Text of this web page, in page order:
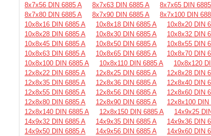
8х7х56 DIN 6885 A
8х7х63 DIN 6885 A 8х7х65 DIN
8х7х80 DIN 6885 A
8х7х90 DIN 6885 A 8х7х100 DIN
10х8х16 DIN 6885 A
10х8х18 DIN 6885 A 10х8х20 DIN
10х8х28 DIN 6885 A
10х8х30 DIN 6885 A 10х8х32 DIN
10х8х45 DIN 6885 A
10х8х50 DIN 6885 A 10х8х55 DIN
10х8х63 DIN 6885 A
10х8х65 DIN 6885 A 10х8х70 DIN
10х8х100 DIN 6885 A
10х8х110 DIN 6885 A 10х8х120
12х8х22 DIN 6885 A
12х8х25 DIN 6885 A 12х8х28 DIN
12х8х35 DIN 6885 A
12х8х36 DIN 6885 A 12х8х40 DIN
12х8х55 DIN 6885 A
12х8х56 DIN 6885 A 12х8х60 DIN
12х8х80 DIN 6885 A
12х8х90 DIN 6885 A 12х8х100 DIN
12х8х140 DIN 6885 A
12х8х150 DIN 6885 A 14х9х25
14х9х32 DIN 6885 A
14х9х35 DIN 6885 A 14х9х36 DIN
14х9х50 DIN 6885 A
14х9х56 DIN 6885 A 14х9х60 DIN